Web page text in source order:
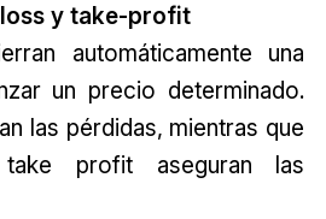
y take-profit
automáticamente una
un precio determinado.
las pérdidas, mientras que
profit aseguran las